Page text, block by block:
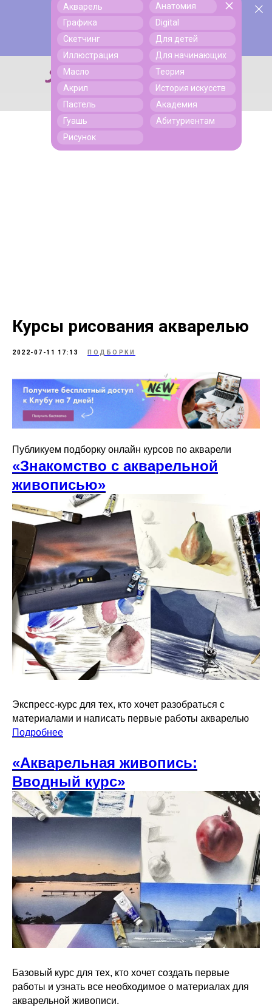
Поиск
Поиск
Акварель
Графика
Скетчинг
Иллюстрация
Масло
Акрил
Пастель
Гуашь
Рисунок
Анатомия
Digital
Для детей
Для начинающих
Теория
История искусств
Академия
Абитуриентам
Курсы рисования акварелью
2022-07-11 17:13 ПОДБОРКИ
Публикуем подборку онлайн курсов по акварели
«Знакомство с акварельной
живописью»
Экспресс-курс для тех, кто хочет разобраться с
материалами и написать первые работы акварелью
Подробнее
«Акварельная живопись:
Вводный курс»
Базовый курс для тех, кто хочет создать первые
работы и узнать все необходимое о материалах для
акварельной живописи.